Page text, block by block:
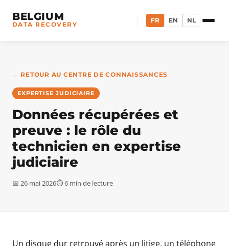
BELGIUM
DATA RECOVERY FR EN NL
← RETOUR AU CENTRE DE CONNAISSANCES
EXPERTISE JUDICIAIRE
Données récupérées et
preuve : le rôle du
technicien en expertise
judiciaire
📅 26 mai 2026⏱ 6 min de lecture
Un disque dur retrouvé après un litige, un téléphone